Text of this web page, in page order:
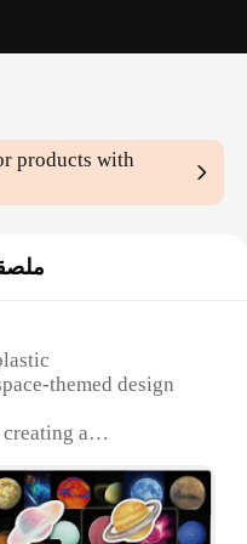
products with
themed design
a
efficient LED
with a user-friendly